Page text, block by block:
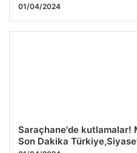
01/04/2024
Saraçhane'de kutlamalar!
Son Dakika